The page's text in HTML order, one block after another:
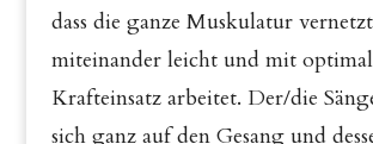
dass die ganze Muskulatur vernetzt
miteinander leicht und mit
Krafteinsatz arbeitet. Der/die
sich ganz auf den Gesang und